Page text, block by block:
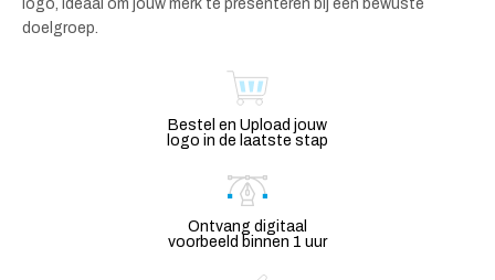
logo, ideaal om jouw merk te presenteren bij een bewuste
doelgroep.
Bestel en Upload jouw
logo in de laatste stap
Ontvang digitaal
voorbeeld binnen 1 uur